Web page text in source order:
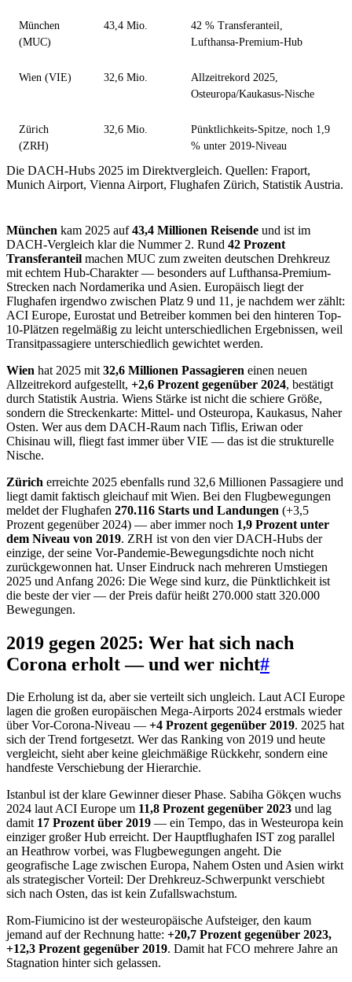
München
(MUC)
43,4 Mio.
42 % Transferanteil,
Lufthansa-Premium-Hub
Wien (VIE) 32,6 Mio.
Allzeitrekord 2025,
Osteuropa/Kaukasus-Nische
Zürich
(ZRH)
32,6 Mio.
Pünktlichkeits-Spitze, noch 1,9
% unter 2019-Niveau
Die DACH-Hubs 2025 im Direktvergleich. Quellen: Fraport,
Munich Airport, Vienna Airport, Flughafen Zürich, Statistik Austria.
München kam 2025 auf43,4 Millionen Reisende und ist im
DACH-Vergleich klar die Nummer 2. Rund 42 Prozent
Transferanteil machen MUC zum zweiten deutschen Drehkreuz
mit echtem Hub-Charakter — besonders auf Lufthansa-Premium-
Strecken nach Nordamerika und Asien. Europäisch liegt der
Flughafen irgendwo zwischen Platz 9 und 11, je nachdem wer zählt:
ACI Europe, Eurostat und Betreiber kommen bei den hinteren Top-
10-Plätzen regelmäßig zu leicht unterschiedlichen Ergebnissen, weil
Transitpassagiere unterschiedlich gewichtet werden.
Wien hat 2025 mit 32,6 Millionen Passagieren einen neuen
Allzeitrekord aufgestellt, +2,6 Prozent gegenüber 2024, bestätigt
durch Statistik Austria. Wiens Stärke ist nicht die schiere Größe,
sondern die Streckenkarte: Mittel- und Osteuropa, Kaukasus, Naher
Osten. Wer aus dem DACH-Raum nach Tiflis, Eriwan oder
Chisinau will, fliegt fast immer über VIE — das ist die strukturelle
Nische.
Zürich erreichte 2025 ebenfalls rund 32,6 Millionen Passagiere und
liegt damit faktisch gleichauf mit Wien. Bei den Flugbewegungen
meldet der Flughafen 270.116 Starts und Landungen (+3,5
Prozent gegenüber 2024) — aber immer noch 1,9 Prozent unter
dem Niveau von 2019. ZRH ist von den vier DACH-Hubs der
einzige, der seine Vor-Pandemie-Bewegungsdichte noch nicht
zurückgewonnen hat. Unser Eindruck nach mehreren Umstiegen
2025 und Anfang 2026: Die Wege sind kurz, die Pünktlichkeit ist
die beste der vier — der Preis dafür heißt 270.000 statt 320.000
Bewegungen.
2019 gegen 2025: Wer hat sich nach
Corona erholt — und wer nicht#
Die Erholung ist da, aber sie verteilt sich ungleich. Laut ACI Europe
lagen die großen europäischen Mega-Airports 2024 erstmals wieder
über Vor-Corona-Niveau — +4 Prozent gegenüber 2019. 2025 hat
sich der Trend fortgesetzt. Wer das Ranking von 2019 und heute
vergleicht, sieht aber keine gleichmäßige Rückkehr, sondern eine
handfeste Verschiebung der Hierarchie.
Istanbul ist der klare Gewinner dieser Phase. Sabiha Gökçen wuchs
2024 laut ACI Europe um 11,8 Prozent gegenüber 2023 und lag
damit 17 Prozent über 2019 — ein Tempo, das in Westeuropa kein
einziger großer Hub erreicht. Der Hauptflughafen IST zog parallel
an Heathrow vorbei, was Flugbewegungen angeht. Die
geografische Lage zwischen Europa, Nahem Osten und Asien wirkt
als strategischer Vorteil: Der Drehkreuz-Schwerpunkt verschiebt
sich nach Osten, das ist kein Zufallswachstum.
Rom-Fiumicino ist der westeuropäische Aufsteiger, den kaum
jemand auf der Rechnung hatte: +20,7 Prozent gegenüber 2023,
+12,3 Prozent gegenüber 2019. Damit hat FCO mehrere Jahre an
Stagnation hinter sich gelassen.